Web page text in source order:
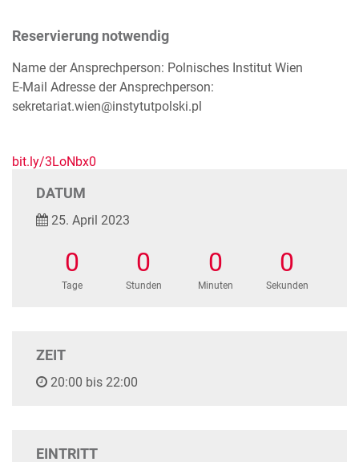
Reservierung notwendig
Name der Ansprechperson: Polnisches Institut Wien
E-Mail Adresse der Ansprechperson:
sekretariat.wien@instytutpolski.pl
bit.ly/3LoNbx0
DATUM
25. April 2023
0
Tage
0
Stunden
0
Minuten
0
Sekunden
ZEIT
20:00 bis 22:00
EINTRITT